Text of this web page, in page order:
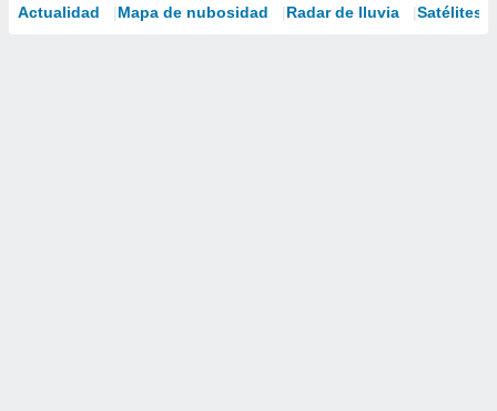
Actualidad Mapa de nubosidad Radar de lluvia Satélites